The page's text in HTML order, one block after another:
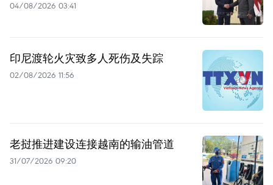
04/08/2026 03:41
印尼渡轮火灾致多人死伤及失踪
02/08/2026 11:56
老挝推进建设连接越南的输油管道
31/07/2026 09:20